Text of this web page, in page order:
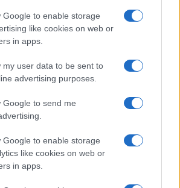
Google to enable storage
like cookies on web or
in apps.
my user data to be sent to
advertising purposes.
Google to send me
Google to enable storage
like cookies on web or
in apps.